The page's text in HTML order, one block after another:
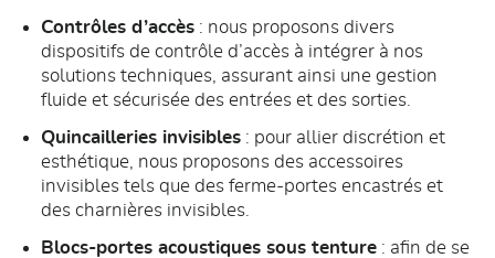
Contrôles d’accès: nous proposons divers
dispositifs de contrôle d’accès à intégrer à nos
solutions techniques, assurant ainsi une gestion
fluide et sécurisée des entrées et des sorties.
Quincailleries invisibles: pour allier discrétion et
esthétique, nous proposons des accessoires
invisibles tels que des ferme-portes encastrés et
des charnières invisibles.
Blocs-portes acoustiques sous tenture: afin de se